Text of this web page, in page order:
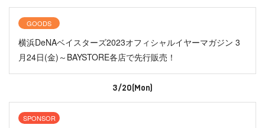
GOODS
横浜DeNAベイスターズ2023オフィシャルイヤーマガジン 3
月24日(金)～BAYSTORE各店で先行販売！
3/20(Mon)
SPONSOR